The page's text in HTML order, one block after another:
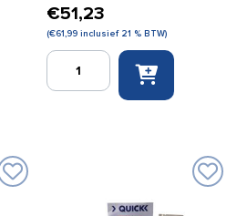
€51,23
(€61,99 inclusief 21 % BTW)
Laerdal
Resusci